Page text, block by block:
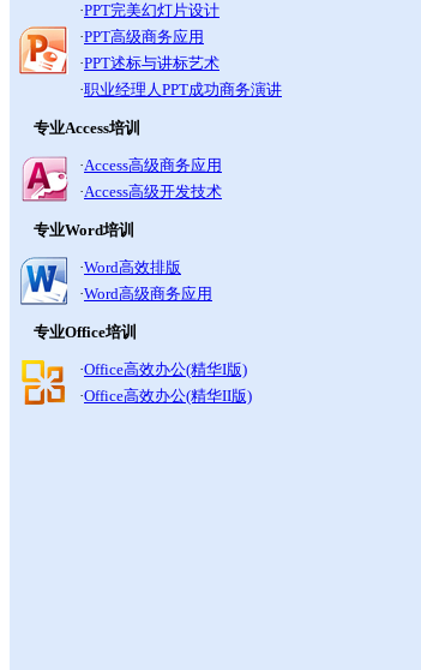
·PPT完美幻灯片设计
·PPT高级商务应用
·PPT述标与讲标艺术
·职业经理人PPT成功商务演讲
专业Access培训
·Access高级商务应用
·Access高级开发技术
专业Word培训
·Word高效排版
·Word高级商务应用
专业Office培训
·Office高效办公(精华I版)
·Office高效办公(精华II版)